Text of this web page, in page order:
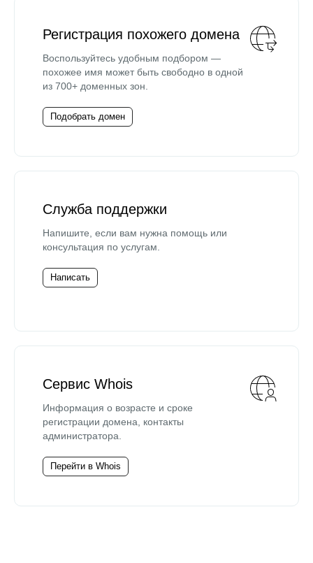
Регистрация похожего домена
Воспользуйтесь удобным подбором —
похожее имя может быть свободно в одной
из 700+ доменных зон.
Подобрать домен
Служба поддержки
Напишите, если вам нужна помощь или
консультация по услугам.
Написать
Сервис Whois
Информация о возрасте и сроке
регистрации домена, контакты
администратора.
Перейти в Whois